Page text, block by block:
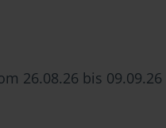
26.08.26 bis 09.09.26